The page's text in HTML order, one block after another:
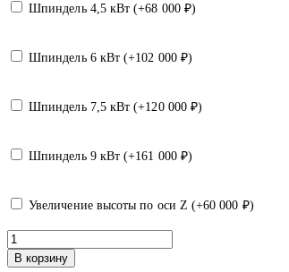
Шпиндель 4,5 кВт (+68 000 ₽)
Шпиндель 6 кВт (+102 000 ₽)
Шпиндель 7,5 кВт (+120 000 ₽)
Шпиндель 9 кВт (+161 000 ₽)
Увеличение высоты по оси Z (+60 000 ₽)
В корзину